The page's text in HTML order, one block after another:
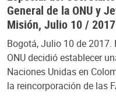
General de la ONU y
Misión, Julio 10 / 2017
Bogotá, Julio 10 de 2017.
ONU decidió establecer
Naciones Unidas en
la reincorporación de las